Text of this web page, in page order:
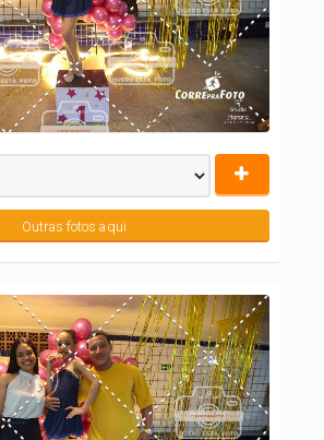
Outras fotos aqui